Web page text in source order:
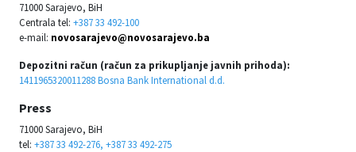
71000 Sarajevo, BiH
Centrala tel: +387 33 492-100
e-mail: novosarajevo@novosarajevo.ba
Depozitni račun (račun za prikupljanje javnih prihoda):
1411965320011288 Bosna Bank International d.d.
Press
71000 Sarajevo, BiH
tel: +387 33 492-276, +387 33 492-275